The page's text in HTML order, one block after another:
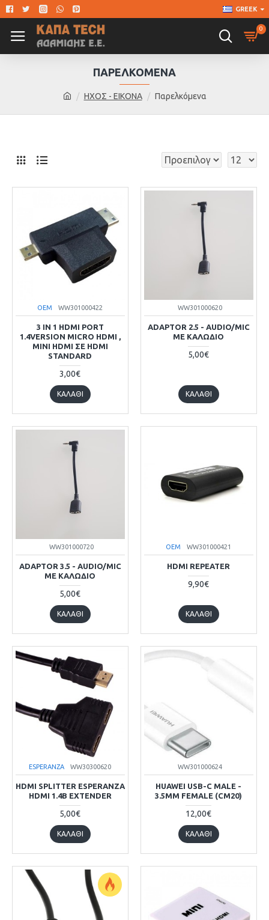
GREEK
0
ΗΧΟΣ - ΕΙΚΟΝΑ Παρελκόμενα
ΠΑΡΕΛΚΌΜΕΝΑ
OEM WW301000422
3 IN 1 HDMI PORT
1.4VERSION MICRO HDMI ,
MINI HDMI ΣΕ HDMI
STANDARD
3,00€
ΚΑΛΆΘΙ
WW301000620
ADAPTOR 2.5 - AUDIO/MIC
ΜΕ ΚΑΛΩΔΙΟ
5,00€
ΚΑΛΆΘΙ
WW301000720
ADAPTOR 3.5 - AUDIO/MIC
ΜΕ ΚΑΛΩΔΙΟ
5,00€
ΚΑΛΆΘΙ
OEM WW301000421
HDMI REPEATER
9,90€
ΚΑΛΆΘΙ
ESPERANZA WW30300620
HDMI SPLITTER ESPERANZA
HDMI 1.4B EXTENDER
5,00€
ΚΑΛΆΘΙ
WW301000624
HUAWEI USB-C MALE -
3.5MM FEMALE (CM20)
12,00€
ΚΑΛΆΘΙ